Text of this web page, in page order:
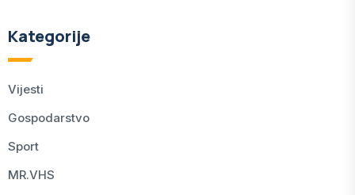
Kategorije
Vijesti
Gospodarstvo
Sport
MR.VHS